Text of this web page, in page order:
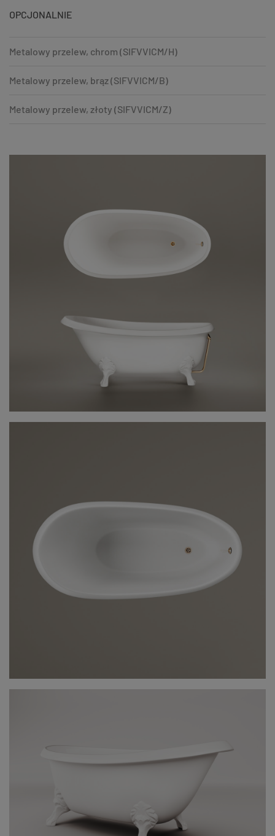
OPCJONALNIE
Metalowy przelew, chrom (SIFVVICM/H)
Metalowy przelew, brąz (SIFVVICM/B)
Metalowy przelew, złoty (SIFVVICM/Z)